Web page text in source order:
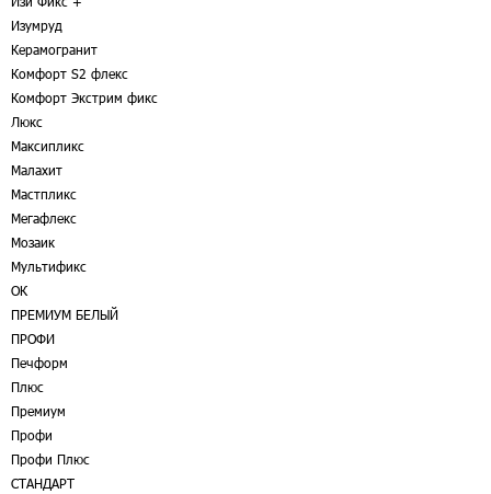
Изумруд
Керамогранит
Комфорт S2 флекс
Комфорт Экстрим фикс
Люкс
Максипликс
Малахит
Мастпликс
Мегафлекс
Мозаик
Мультификс
ОК
ПРЕМИУМ БЕЛЫЙ
ПРОФИ
Печформ
Плюс
Премиум
Профи
Профи Плюс
СТАНДАРТ